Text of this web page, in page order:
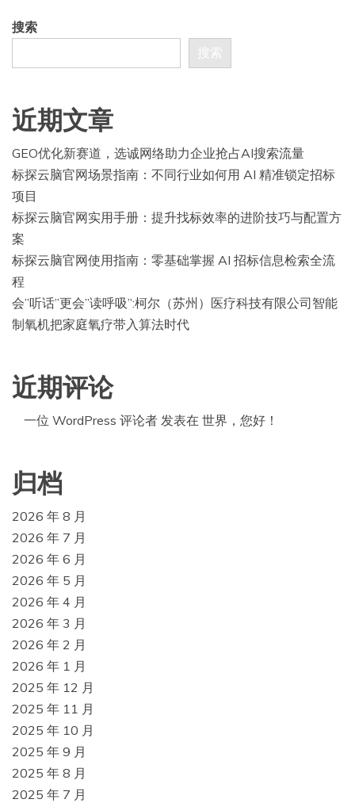
搜索
搜索
近期文章
GEO优化新赛道，选诚网络助力企业抢占AI搜索流量
标探云脑官网场景指南：不同行业如何用 AI 精准锁定招标
项目
标探云脑官网实用手册：提升找标效率的进阶技巧与配置方
案
标探云脑官网使用指南：零基础掌握 AI 招标信息检索全流
程
会”听话”更会”读呼吸”:柯尔（苏州）医疗科技有限公司智能
制氧机把家庭氧疗带入算法时代
近期评论
一位 WordPress 评论者 发表在 世界，您好！
归档
2026 年 8 月
2026 年 7 月
2026 年 6 月
2026 年 5 月
2026 年 4 月
2026 年 3 月
2026 年 2 月
2026 年 1 月
2025 年 12 月
2025 年 11 月
2025 年 10 月
2025 年 9 月
2025 年 8 月
2025 年 7 月